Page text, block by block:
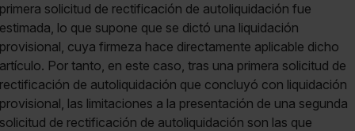
primera solicitud de rectificación de autoliquidación fue
estimada, lo que supone que se dictó una liquidación
provisional, cuya firmeza hace directamente aplicable dicho
artículo. Por tanto, en este caso, tras una primera solicitud de
rectificación de autoliquidación que concluyó con liquidación
provisional, las limitaciones a la presentación de una segunda
solicitud de rectificación de autoliquidación son las que